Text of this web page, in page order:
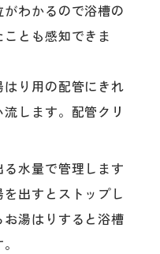
わかるので浴槽の
とも感知できま
り用の配管にきれ
します。配管クリ
水量で管理します
出すとストップし
湯はりすると浴槽